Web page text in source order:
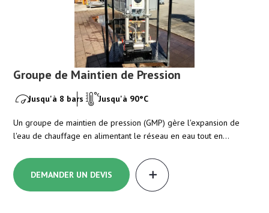
Groupe de Maintien de Pression
Jusqu'à 8 bars Jusqu'à 90°C
Un groupe de maintien de pression (GMP) gère l'expansion de
l'eau de chauffage en alimentant le réseau en eau tout en…
DEMANDER UN DEVIS